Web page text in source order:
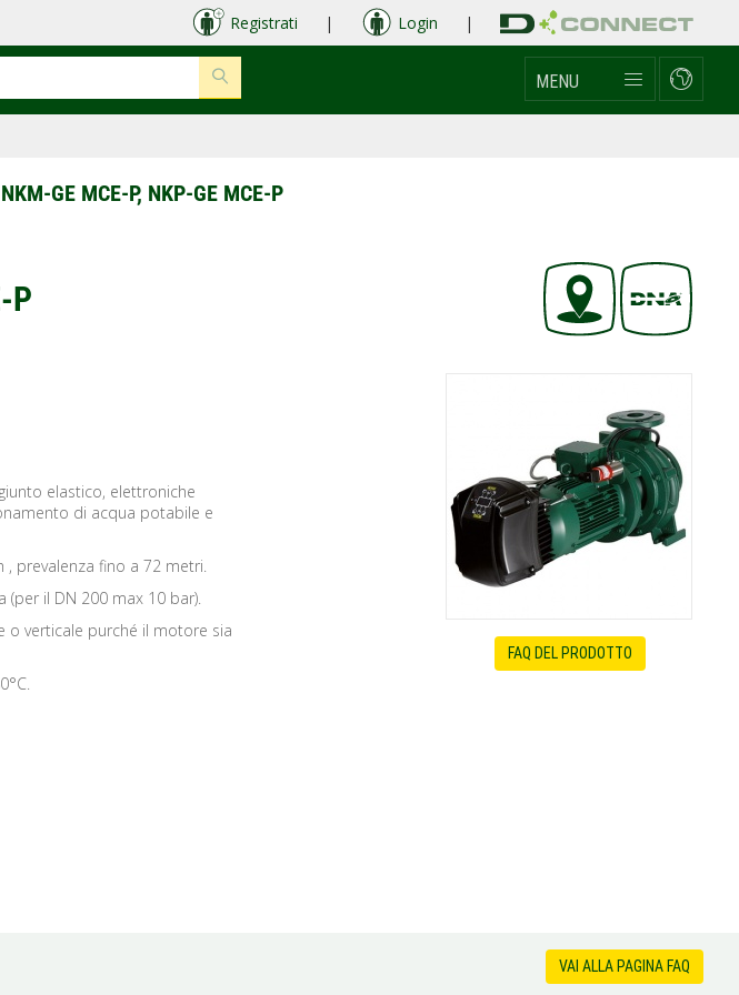
Registrati | Login |
MENU
NKM-GE MCE-P, NKP-GE MCE-P
P
elastico, elettroniche
di acqua potabile e
prevalenza fino a 72 metri.
(per il DN 200 max 10 bar).
verticale purché il motore sia
FAQ DEL PRODOTTO
VAI ALLA PAGINA FAQ